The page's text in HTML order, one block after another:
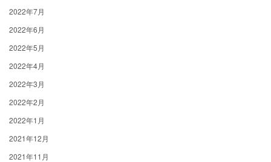
2022年7月
2022年6月
2022年5月
2022年4月
2022年3月
2022年2月
2022年1月
2021年12月
2021年11月